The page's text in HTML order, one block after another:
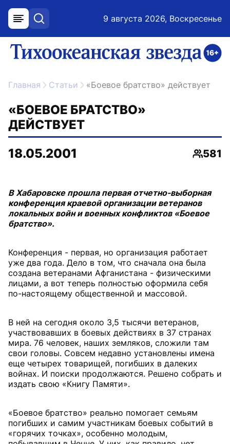
меню поиск 9 августа 2026, Воскресенье
ссылка на главную
Главная Статьи «Боевое братство» действует
«БОЕВОЕ БРАТСТВО»
ДЕЙСТВУЕТ
18.05.2001
581
В Хабаровске прошла первая отчетно-выборная
конференция краевой организации ветеранов
локальных войн и военных конфликтов «Боевое
братство».
Конференция - первая, но организация работает
уже два года. Дело в том, что сначала она была
создана ветеранами Афганистана - физическими
лицами, а вот теперь полностью оформила себя
по-настоящему общественной и массовой.
В ней на сегодня около 3,5 тысячи ветеранов,
участвовавших в боевых действиях в 37 странах
мира. 76 человек, наших земляков, сложили там
свои головы. Совсем недавно установлены имена
еще четырех товарищей, погибших в далеких
войнах. И поиски продолжаются. Решено собрать и
издать свою «Книгу Памяти».
«Боевое братство» реально помогает семьям
погибших и самим участникам боевых событий в
«горячих точках», особенно молодым,